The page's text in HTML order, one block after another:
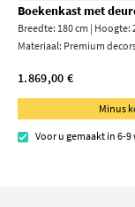
Boekenkast met
Breedte: 180 cm | Hoogte:
Materiaal: Premium
1.869,00 €
Minus
Voor u gemaakt in 6-9